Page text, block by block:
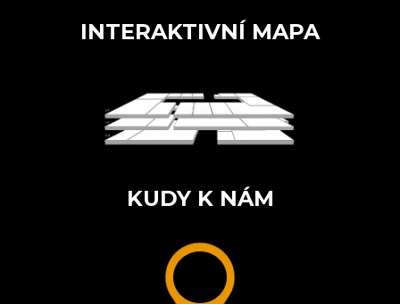
INTERAKTIVNÍ MAPA
KUDY K NÁM